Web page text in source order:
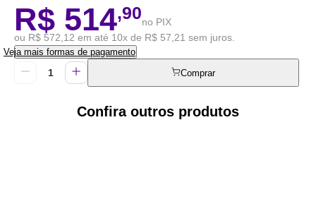
R$ 514,90no PIX
ou R$ 572,12 em até 10x de R$ 57,21 sem juros.
Veja mais formas de pagamento
Comprar
Confira outros produtos